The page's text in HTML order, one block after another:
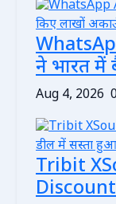
ने भारत में
Aug 4, 2026
Tribit